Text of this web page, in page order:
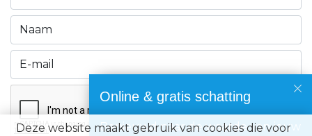
Online & gratis schatting
Benieuwd naar de waarde van jouw
Deze website maakt gebruik van cookies die voor